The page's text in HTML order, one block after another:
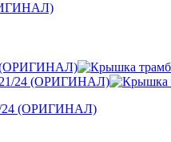
24 (ОРИГИНАЛ)